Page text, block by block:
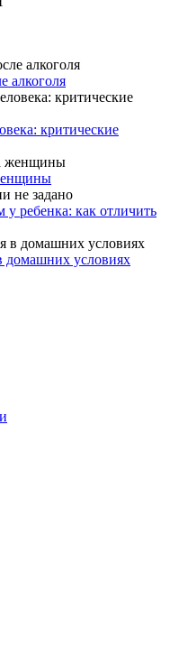
алкоголя
критические
ребенка: как отличить
домашних условиях